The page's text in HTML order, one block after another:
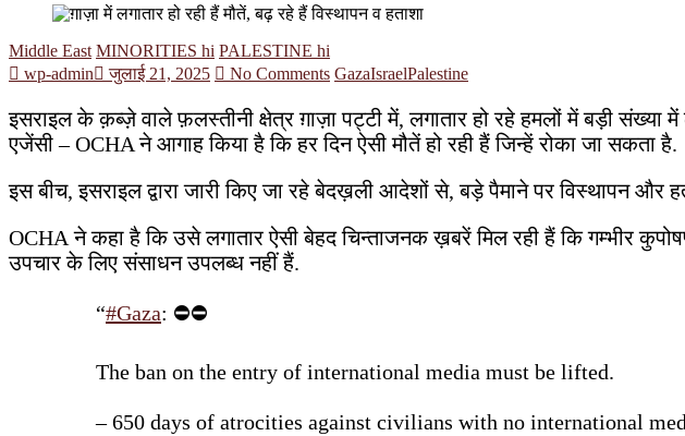
Middle East MINORITIES hi PALESTINE hi
wp-admin
जुलाई 21, 2025 No Comments GazaIsraelPalestine
इसराइल के क़ब्ज़े वाले फ़लस्तीनी क्षेत्र ग़ाज़ा पट्टी में, लगातार हो रहे हमलों में बड़ी संख्या
एजेंसी – OCHA ने आगाह किया है कि हर दिन ऐसी मौतें हो रही हैं जिन्हें रोका जा सकता है.
इस बीच, इसराइल द्वारा जारी किए जा रहे बेदख़ली आदेशों से, बड़े पैमाने पर विस्थापन और
OCHA ने कहा है कि उसे लगातार ऐसी बेहद चिन्ताजनक ख़बरें मिल रही हैं कि गम्भीर
उपचार के लिए संसाधन उपलब्ध नहीं हैं.
“#Gaza: ⛔️⛔️
The ban on the entry of international media must be lifted.
– 650 days of atrocities against civilians with no international